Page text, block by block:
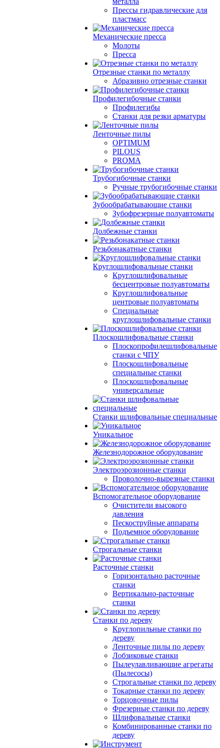
Прессы гидравлические для
пластмасс
Механические пресса
Молоты
Пресса
Отрезные станки по металлу
Абразивно отрезные станки
Профилегибочные станки
Профилегибы
Станки для резки арматуры
Ленточные пилы
OPTIMUM
PILOUS
PROMA
Трубогибочные станки
Ручные трубогибочные станки
Зубообрабатывающие станки
Зубофрезерные полуавтоматы
Долбежные станки
Резьбонакатные станки
Круглошлифовальные станки
Круглошлифовальные
бесцентровые полуавтоматы
Круглошлифовальные
центровые полуавтоматы
Специальные
круглошлифовальные станки
Плоскошлифовальные станки
Плоскопрофилешлифовальные
станки с ЧПУ
Плоскошлифовальные
специальные станки
Плоскошлифовальные
универсальные
Станки шлифовальные специальные
Уникальное
Железнодорожное оборудование
Электроэрозионные станки
Проволочно-вырезные станки
Вспомогательное оборудование
Очистители высокого
давления
Пескоструйные аппараты
Подъемное оборудование
Строгальные станки
Расточные станки
Горизонтально расточные
станки
Вертикально-расточные
станки
Станки по дереву
Круглопильные станки по
дереву
Ленточные пилы по дереву
Лобзиковые станки
Пылеулавливающие агрегаты
(Пылесосы)
Строгальные станки по дереву
Токарные станки по дереву
Торцовочные пилы
Фрезерные станки по дереву
Шлифовальные станки
Комбинированные станки по
дереву